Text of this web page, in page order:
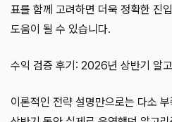
표를 함께 고려하면 더욱 정확한 진
도움이 될 수 있습니다.
수익 검증 후기: 2026년 상반기 알
이론적인 전략 설명만으로는 다소